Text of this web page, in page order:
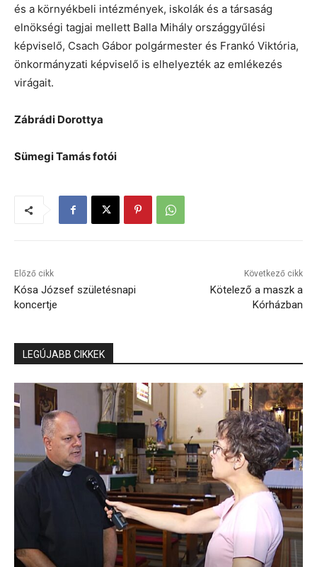
és a környékbeli intézmények, iskolák és a társaság
elnökségi tagjai mellett Balla Mihály országgyűlési
képviselő, Csach Gábor polgármester és Frankó Viktória,
önkormányzati képviselő is elhelyezték az emlékezés
virágait.
Zábrádi Dorottya
Sümegi Tamás fotói
Előző cikk
Kósa József születésnapi
koncertje
Következő cikk
Kötelező a maszk a
Kórházban
LEGÚJABB CIKKEK